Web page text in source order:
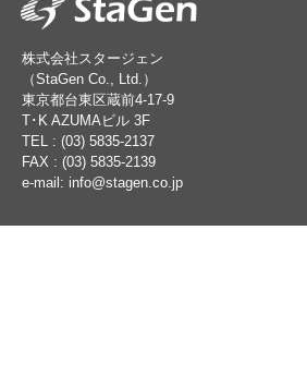
株式会社スタージェン
（StaGen Co., Ltd.）
東京都台東区蔵前4-17-9
T･K AZUMAビル 3F
TEL : (03) 5835-2137
FAX : (03) 5835-2139
e-mail: info@stagen.co.jp